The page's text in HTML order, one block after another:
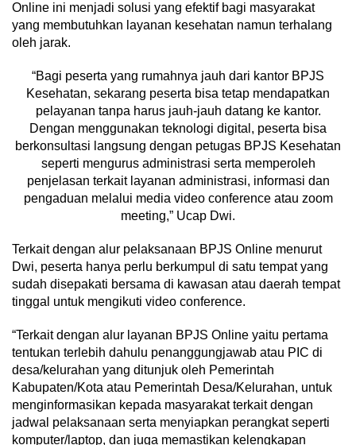
Online ini menjadi solusi yang efektif bagi masyarakat
yang membutuhkan layanan kesehatan namun terhalang
oleh jarak.
“Bagi peserta yang rumahnya jauh dari kantor BPJS
Kesehatan, sekarang peserta bisa tetap mendapatkan
pelayanan tanpa harus jauh-jauh datang ke kantor.
Dengan menggunakan teknologi digital, peserta bisa
berkonsultasi langsung dengan petugas BPJS Kesehatan
seperti mengurus administrasi serta memperoleh
penjelasan terkait layanan administrasi, informasi dan
pengaduan melalui media video conference atau zoom
meeting,” Ucap Dwi.
Terkait dengan alur pelaksanaan BPJS Online menurut
Dwi, peserta hanya perlu berkumpul di satu tempat yang
sudah disepakati bersama di kawasan atau daerah tempat
tinggal untuk mengikuti video conference.
“Terkait dengan alur layanan BPJS Online yaitu pertama
tentukan terlebih dahulu penanggungjawab atau PIC di
desa/kelurahan yang ditunjuk oleh Pemerintah
Kabupaten/Kota atau Pemerintah Desa/Kelurahan, untuk
menginformasikan kepada masyarakat terkait dengan
jadwal pelaksanaan serta menyiapkan perangkat seperti
komputer/laptop, dan juga memastikan kelengkapan